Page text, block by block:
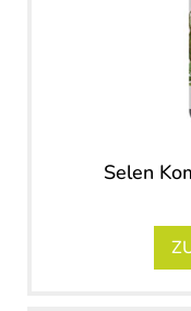
Selen